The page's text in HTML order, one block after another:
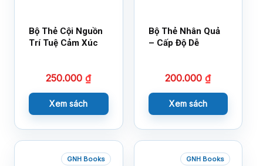
Bộ Thẻ Cội Nguồn
Trí Tuệ Cảm Xúc
250.000₫
Xem sách
Bộ Thẻ Nhân Quả
– Cấp Độ Dễ
200.000₫
Xem sách
GNH Books GNH Books